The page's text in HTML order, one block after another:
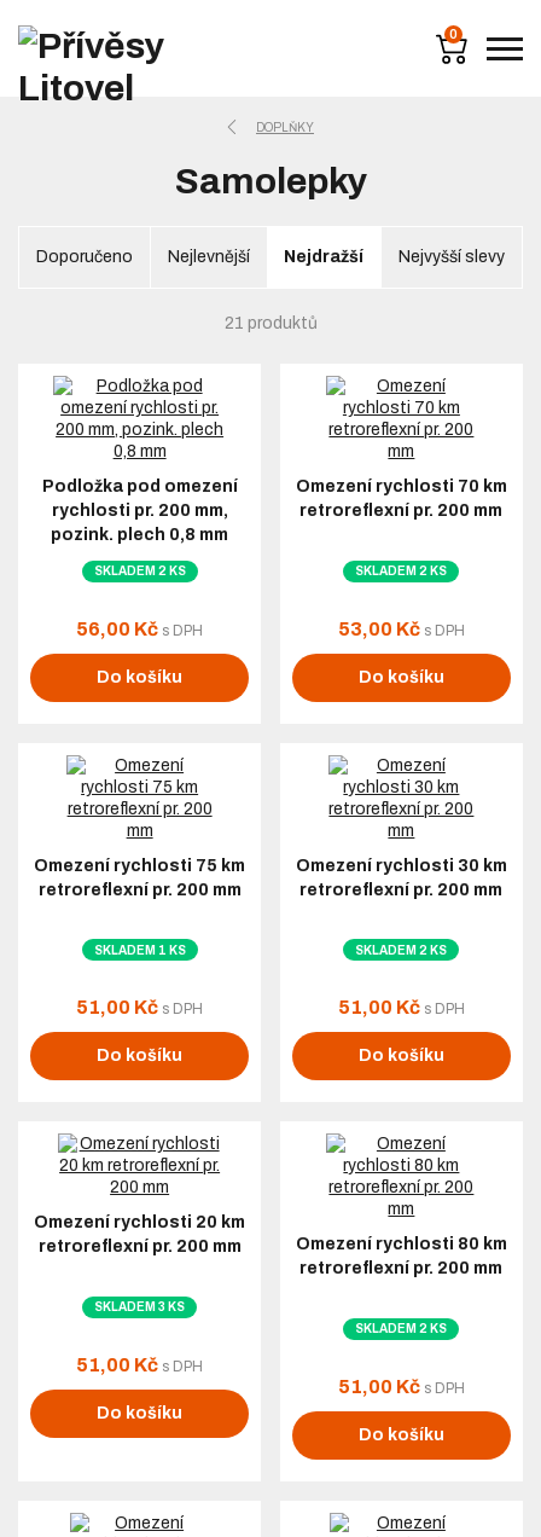
0
DOPLŇKY
Samolepky
Doporučeno Nejlevnější Nejdražší Nejvyšší slevy
21 produktů
Podložka pod omezení
rychlosti pr. 200 mm,
pozink. plech 0,8 mm
SKLADEM 2 KS
56,00 Kč s DPH
Do košíku
Omezení rychlosti 70 km
retroreflexní pr. 200 mm
SKLADEM 2 KS
53,00 Kč s DPH
Do košíku
Omezení rychlosti 75 km
retroreflexní pr. 200 mm
SKLADEM 1 KS
51,00 Kč s DPH
Do košíku
Omezení rychlosti 30 km
retroreflexní pr. 200 mm
SKLADEM 2 KS
51,00 Kč s DPH
Do košíku
Omezení rychlosti 20 km
retroreflexní pr. 200 mm
SKLADEM 3 KS
51,00 Kč s DPH
Do košíku
Omezení rychlosti 80 km
retroreflexní pr. 200 mm
SKLADEM 2 KS
51,00 Kč s DPH
Do košíku